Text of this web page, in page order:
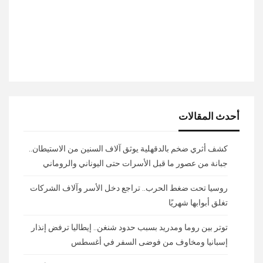
أحدث المقالات
كشف أثري ضخم بالدقهلية يوثق آلاف السنين من الاستيطان..
جبانة من عصور ما قبل الأسرات حتى اليوناني والروماني
روسيا تحت ضغط الحرب.. تراجع دخل الأسر وآلاف الشركات
تغلق أبوابها شهريًا
توتر بين روما ومدريد بسبب حدود شنغن.. إيطاليا ترفض إنذار
إسبانيا ومخاوف من فوضى السفر في أغسطس